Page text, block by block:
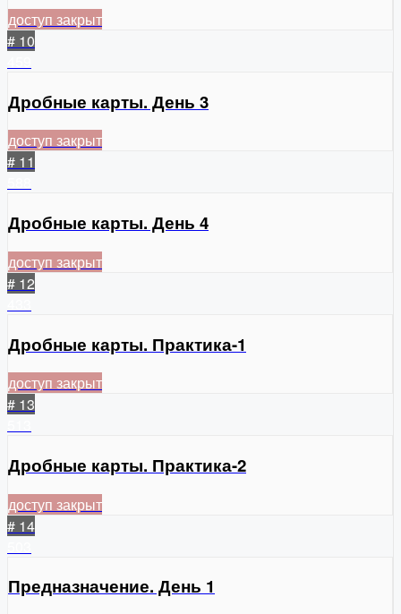
доступ закрыт
# 10
Дробные карты. День 3
доступ закрыт
# 11
Дробные карты. День 4
доступ закрыт
# 12
Дробные карты. Практика-1
доступ закрыт
# 13
Дробные карты. Практика-2
доступ закрыт
# 14
Предназначение. День 1